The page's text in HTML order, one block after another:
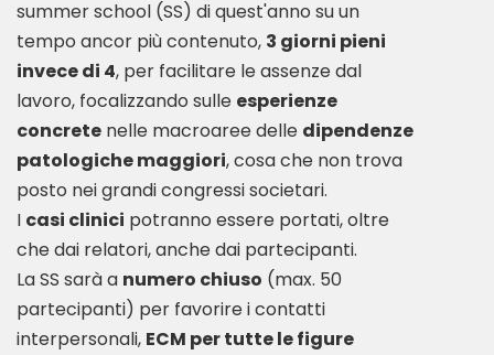
summer school (SS) di quest'anno su un
tempo ancor più contenuto, 3 giorni pieni
invece di 4, per facilitare le assenze dal
lavoro, focalizzando sulle esperienze
concrete nelle macroaree delle dipendenze
patologiche maggiori, cosa che non trova
posto nei grandi congressi societari.
I casi clinici potranno essere portati, oltre
che dai relatori, anche dai partecipanti.
La SS sarà a numero chiuso (max. 50
partecipanti) per favorire i contatti
interpersonali, ECM per tutte le figure